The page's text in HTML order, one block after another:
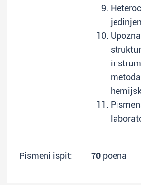
Pismeni ispit: 70 poena